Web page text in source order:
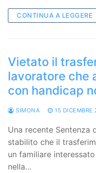
CONTINUA A LEGGERE
Vietato il
lavoratore che
con handicap
SIMONA 15 DICEMBRE
Una recente Sentenza
stabilito che il
un familiare
nella…